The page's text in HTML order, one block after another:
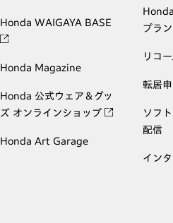
Honda WAIGAYA BASE
Honda Magazine
Honda 公式ウェア＆グッ
ズ オンラインショップ
Honda Art Garage
プラン
リコ
転居
ソフ
配信
イン